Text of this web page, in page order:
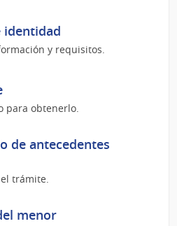
identidad
y requisitos.
para obtenerlo.
de antecedentes
trámite.
menor